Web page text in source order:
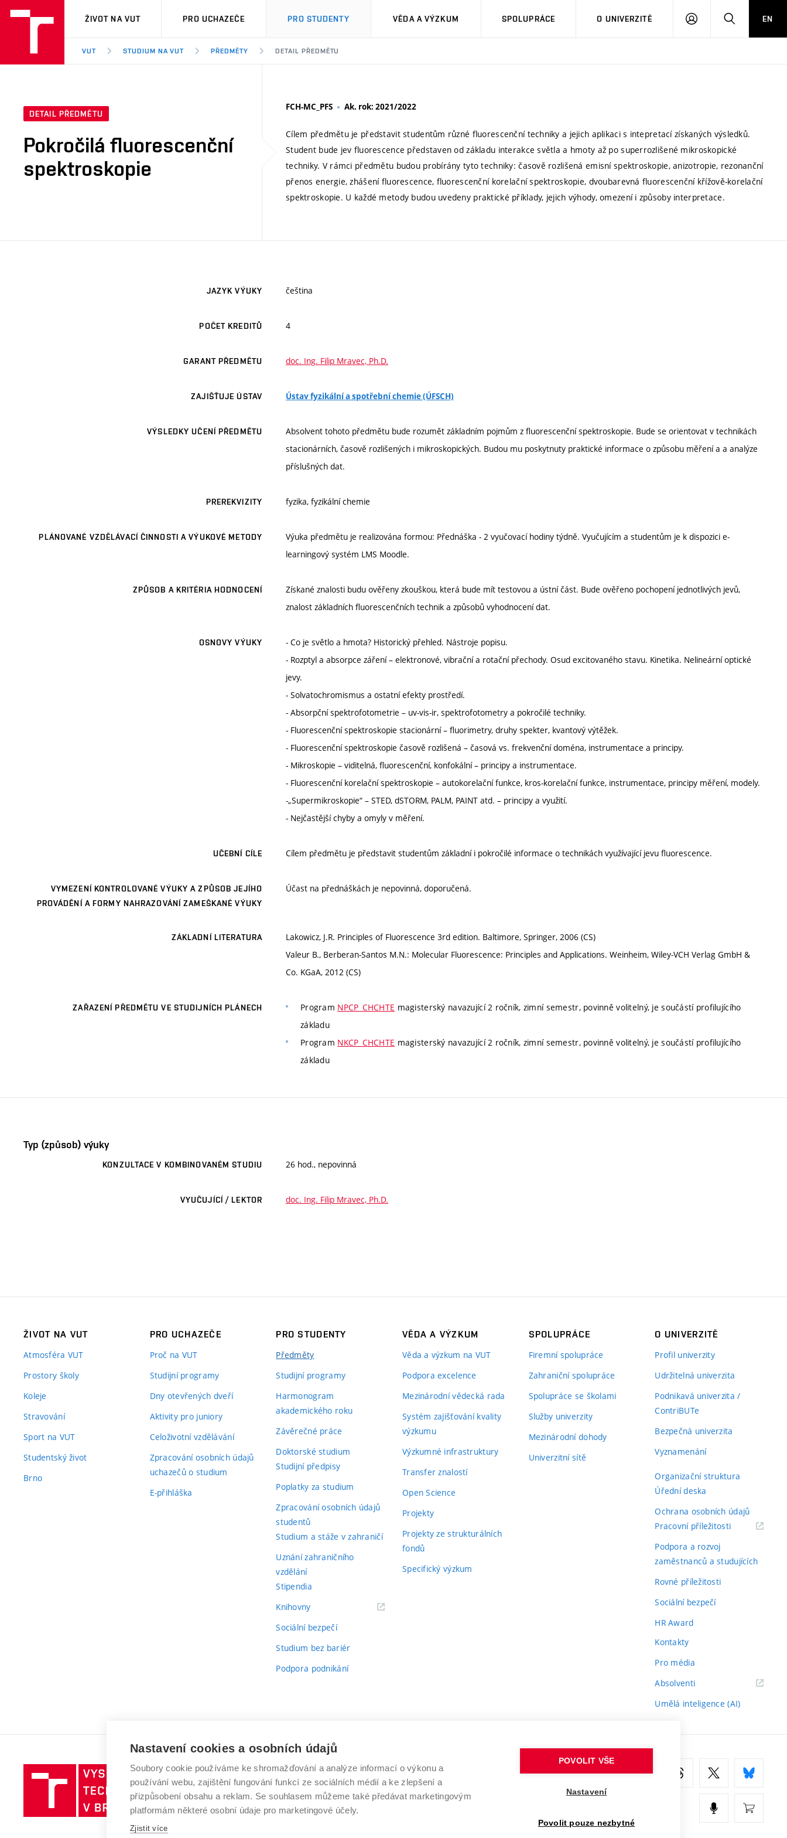
VUT
ŽIVOT NA VUT PRO UCHAZEČE PRO STUDENTY VĚDA A VÝZKUM SPOLUPRÁCE O UNIVERZITĚ
PŘIHLÁSIT HLEDATEN
VUT STUDIUM NA VUT PŘEDMĚTY DETAIL PŘEDMĚTU
DETAIL PŘEDMĚTU
Pokročilá fluorescenční
spektroskopie
FCH-MC_PFS Ak. rok: 2021/2022
Cílem předmětu je představit studentům různé fluorescenční techniky a jejich aplikaci s intepretací získaných výsledků.
Student bude jev fluorescence představen od základu interakce světla a hmoty až po superrozlišené mikroskopické
techniky. V rámci předmětu budou probírány tyto techniky: časově rozlišená emisní spektroskopie, anizotropie, rezonanční
přenos energie, zhášení fluorescence, fluorescenční korelační spektroskopie, dvoubarevná fluorescenční křížově-korelační
spektroskopie. U každé metody budou uvedeny praktické příklady, jejich výhody, omezení i způsoby interpretace.
JAZYK VÝUKY čeština
POČET KREDITŮ 4
GARANT PŘEDMĚTU doc. Ing. Filip Mravec, Ph.D.
ZAJIŠŤUJE ÚSTAV Ústav fyzikální a spotřební chemie (ÚFSCH)
VÝSLEDKY UČENÍ PŘEDMĚTU
Absolvent tohoto předmětu bude rozumět základním pojmům z fluorescenční spektroskopie. Bude se orientovat v technikách
stacionárních, časově rozlišených i mikroskopických. Budou mu poskytnuty praktické informace o způsobu měření a a analýze
příslušných dat.
PREREKVIZITY fyzika, fyzikální chemie
PLÁNOVANÉ VZDĚLÁVACÍ ČINNOSTI A VÝUKOVÉ METODY
Výuka předmětu je realizována formou: Přednáška - 2 vyučovací hodiny týdně. Vyučujícím a studentům je k dispozici e-
learningový systém LMS Moodle.
ZPŮSOB A KRITÉRIA HODNOCENÍ
Získané znalosti budu ověřeny zkouškou, která bude mít testovou a ústní část. Bude ověřeno pochopení jednotlivých jevů,
znalost základních fluorescenčních technik a způsobů vyhodnocení dat.
OSNOVY VÝUKY
- Co je světlo a hmota? Historický přehled. Nástroje popisu.
- Rozptyl a absorpce záření – elektronové, vibrační a rotační přechody. Osud excitovaného stavu. Kinetika. Nelineární optické
jevy.
- Solvatochromismus a ostatní efekty prostředí.
- Absorpční spektrofotometrie – uv-vis-ir, spektrofotometry a pokročilé techniky.
- Fluorescenční spektroskopie stacionární – fluorimetry, druhy spekter, kvantový výtěžek.
- Fluorescenční spektroskopie časově rozlišená – časová vs. frekvenční doména, instrumentace a principy.
- Mikroskopie – viditelná, fluorescenční, konfokální – principy a instrumentace.
- Fluorescenční korelační spektroskopie – autokorelační funkce, kros-korelační funkce, instrumentace, principy měření, modely.
-„Supermikroskopie“ – STED, dSTORM, PALM, PAINT atd. – principy a využití.
- Nejčastější chyby a omyly v měření.
UČEBNÍ CÍLE Cílem předmětu je představit studentům základní i pokročilé informace o technikách využívající jevu fluorescence.
VYMEZENÍ KONTROLOVANÉ VÝUKY A ZPŮSOB JEJÍHO
PROVÁDĚNÍ A FORMY NAHRAZOVÁNÍ ZAMEŠKANÉ VÝUKY
Účast na přednáškách je nepovinná, doporučená.
ZÁKLADNÍ LITERATURA
Lakowicz, J.R. Principles of Fluorescence 3rd edition. Baltimore, Springer, 2006 (CS)
Valeur B., Berberan-Santos M.N.: Molecular Fluorescence: Principles and Applications. Weinheim, Wiley‐VCH Verlag GmbH &
Co. KGaA, 2012 (CS)
ZAŘAZENÍ PŘEDMĚTU VE STUDIJNÍCH PLÁNECH Program NPCP_CHCHTE magisterský navazující 2 ročník, zimní semestr, povinně volitelný, je součástí profilujícího
základu
Program NKCP_CHCHTE magisterský navazující 2 ročník, zimní semestr, povinně volitelný, je součástí profilujícího
základu
Typ (způsob) výuky
KONZULTACE V KOMBINOVANÉM STUDIU 26 hod., nepovinná
VYUČUJÍCÍ / LEKTOR doc. Ing. Filip Mravec, Ph.D.
ŽIVOT NA VUT
Atmosféra VUT
Prostory školy
Koleje
Stravování
Sport na VUT
Studentský život
Brno
PRO UCHAZEČE
Proč na VUT
Studijní programy
Dny otevřených dveří
Aktivity pro juniory
Celoživotní vzdělávání
Zpracování osobních údajů
uchazečů o studium
E-přihláška
PRO STUDENTY
Předměty
Studijní programy
Harmonogram
akademického roku
Závěrečné práce
Doktorské studium
Studijní předpisy
Poplatky za studium
Zpracování osobních údajů
studentů
Studium a stáže v zahraničí
Uznání zahraničního
vzdělání
Stipendia
Knihovny(externí
Sociální bezpečí
Studium bez bariér
Podpora podnikání
VĚDA A VÝZKUM
Věda a výzkum na VUT
Podpora excelence
Mezinárodní vědecká rada
Systém zajišťování kvality
výzkumu
Výzkumné infrastruktury
Transfer znalostí
Open Science
Projekty
Projekty ze strukturálních
fondů
Specifický výzkum
SPOLUPRÁCE
Firemní spolupráce
Zahraniční spolupráce
Spolupráce se školami
Služby univerzity
Mezinárodní dohody
Univerzitní sítě
O UNIVERZITĚ
Profil univerzity
Udržitelná univerzita
Podnikavá univerzita /
ContriBUTe
Bezpečná univerzita
Vyznamenání
Organizační struktura
Úřední deska
Ochrana osobních údajů
Pracovní příležitosti(externí
Podpora a rozvoj
zaměstnanců a studujících
Rovné příležitosti
Sociální bezpečí
HR Award
Kontakty
Pro média
Absolventi(externí
Umělá inteligence (AI)
Vysoké
učení
technické
v
VYSOKÉ UČENÍ TECHNICKÉ V BRNĚ
Antonínská 548/1
602 00 Brno
www.vut.cz
Nastavení cookies a osobních údajů
Soubory cookie používáme ke shromažďování a analýze informací o výkonu a
používání webu, zajištění fungování funkcí ze sociálních médií a ke zlepšení a
přizpůsobení obsahu a reklam. Se souhlasem můžeme také předávat marketingovým
platformám některé osobní údaje pro marketingové účely.
Zjistit více
POVOLIT VŠE
Nastavení
Povolit pouze nezbytné